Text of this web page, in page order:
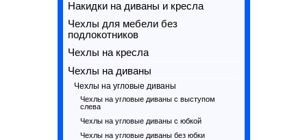
Накидки на диваны и кресла
Чехлы для мебели без
подлокотников
Чехлы на кресла
Чехлы на диваны
Чехлы на угловые диваны
Чехлы на угловые диваны с выступом
слева
Чехлы на угловые диваны с юбкой
Чехлы на угловые диваны без юбки